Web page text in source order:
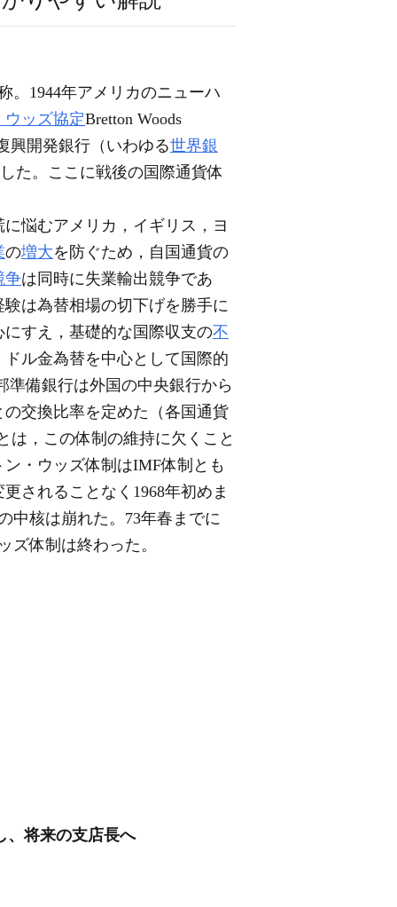
。1944年アメリカのニューハ
ウッズ協定Bretton Woods
興開発銀行（いわゆる世界銀
た。ここに戦後の国際通貨体
悩むアメリカ，イギリス，ヨ
の増大を防ぐため，自国通貨の
争は同時に失業輸出競争であ
は為替相場の切下げを勝手に
にすえ，基礎的な国際収支の不
ル金為替を中心として国際的
準備銀行は外国の中央銀行から
交換比率を定めた（各国通貨
は，この体制の維持に欠くこと
・ウッズ体制はIMF体制とも
されることなく1968年初めま
中核は崩れた。73年春までに
ズ体制は終わった。
、将来の支店長へ